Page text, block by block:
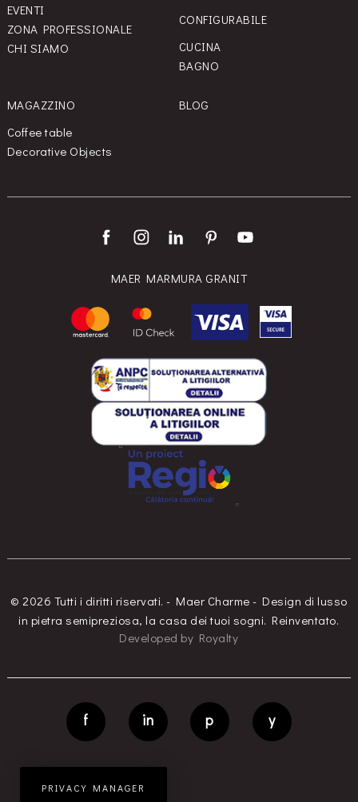
EVENTI
ZONA PROFESSIONALE
CHI SIAMO
CONFIGURABILE
CUCINA
BAGNO
MAGAZZINO
Coffee table
Decorative Objects
BLOG
MAER MARMURA GRANIT
PRIVACY MANAGER
© 2026 Tutti i diritti riservati. - Maer Charme - Design di lusso
in pietra semipreziosa, la casa dei tuoi sogni. Reinventato.
Developed by Royalty
f in p y